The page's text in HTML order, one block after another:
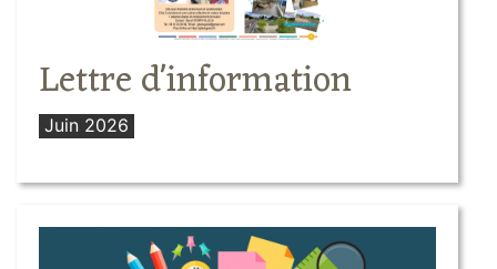
Lettre d'information
Juin 2026